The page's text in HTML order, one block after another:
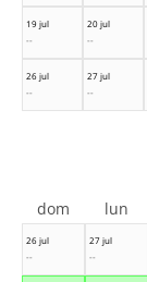
19 jul
--
20 jul
--
26 jul
--
27 jul
--
26 jul
--
27 jul
--
dom lun